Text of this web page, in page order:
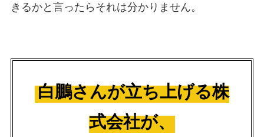
きるかと言ったらそれは分かりません。
白鵬さんが立ち上げる株
式会社が、